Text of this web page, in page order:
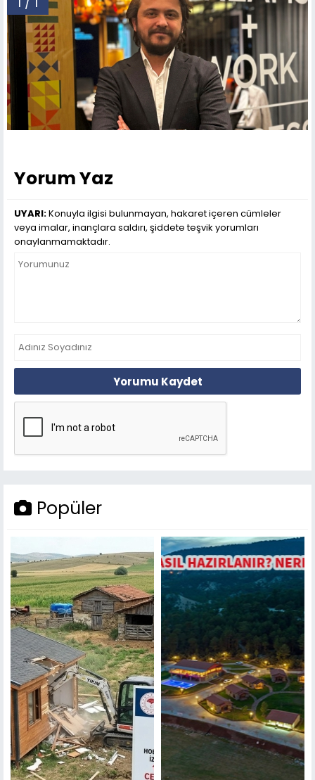
Yorum Yaz
UYARI:Konuyla ilgisi bulunmayan, hakaret içeren cümleler
veya imalar, inançlara saldırı, şiddete teşvik yorumları
onaylanmamaktadır.
Yorumu Kaydet
Popüler